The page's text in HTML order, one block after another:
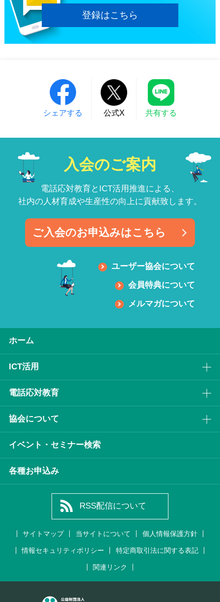
登録はこちら
シェアする 公式X 共有する
入会のご案内
電話応対教育とICT活用推進による、
社内の人材育成や生産性の向上に貢献致します。
ご入会のお申込みはこちら
ユーザー協会について
会員特典について
メルマガについて
ホーム
ICT活⽤
電話応対教育
協会について
イベント・セミナー検索
各種お申込み
RSS配信について
サイトマップ 当サイトについて 個人情報保護方針
情報セキュリティポリシー 特定商取引法に関する表記
関連リンク